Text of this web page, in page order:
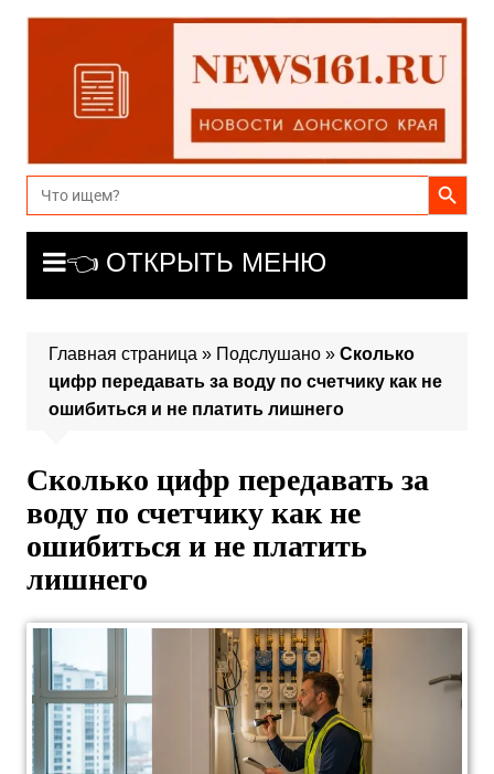
Перейти
содержимому
Search
for:
Search Button
👈 ОТКРЫТЬ МЕНЮ
Главная страница » Подслушано» Сколько
цифр передавать за воду по счетчику как не
ошибиться и не платить лишнего
Сколько цифр передавать за
воду по счетчику как не
ошибиться и не платить
лишнего